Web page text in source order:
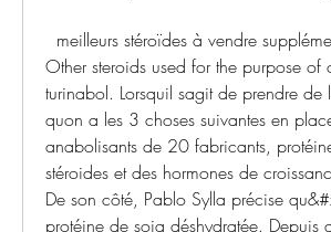
meilleurs stéroïdes à vendre
Other steroids used for the purpose
turinabol. Lorsquil sagit de prendre de
quon a les 3 choses suivantes en
anabolisants de 20 fabricants,
stéroides et des hormones de
De son côté, Pablo Sylla précise
protéine de soja déshydratée. Depuis